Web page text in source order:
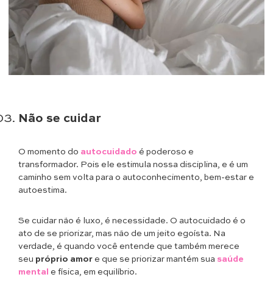
Não se cuidar
O momento do autocuidado é poderoso e
transformador. Pois ele estimula nossa disciplina, e é um
caminho sem volta para o autoconhecimento, bem-estar e
autoestima.
Se cuidar não é luxo, é necessidade. O autocuidado é o
ato de se priorizar, mas não de um jeito egoísta. Na
verdade, é quando você entende que também merece
seu próprio amor e que se priorizar mantém sua saúde
mental e física, em equilíbrio.